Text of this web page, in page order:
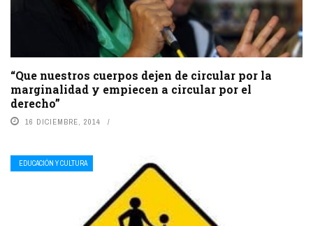
“Que nuestros cuerpos dejen de circular por la
marginalidad y empiecen a circular por el
derecho”
16 DICIEMBRE, 2014
EDUCACIÓN Y CULTURA